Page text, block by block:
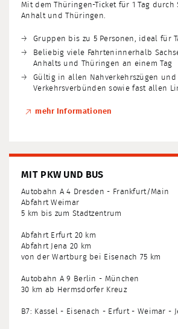
Mit dem Thüringen-Ticket für 1 Tag durch
Anhalt und Thüringen.
Gruppen bis zu 5 Personen, ideal für
Beliebig viele Fahrten innerhalb
Anhalts und Thüringen an einem Tag
Gültig in allen Nahverkehrszügen und
Verkehrsverbünden sowie fast allen
mehr Informationen
MIT PKW UND BUS
Autobahn A 4 Dresden - Frankfurt/Main
Abfahrt Weimar
5 km bis zum Stadtzentrum
Abfahrt Erfurt 20 km
Abfahrt Jena 20 km
von der Wartburg bei Eisenach 75 km
Autobahn A 9 Berlin - München
30 km ab Hermsdorfer Kreuz
B7: Kassel - Eisenach - Erfurt - Weimar -